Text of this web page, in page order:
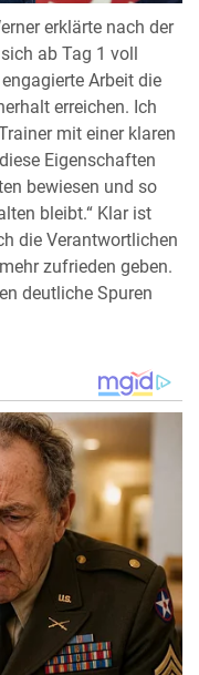
erklärte nach der
ab Tag 1 voll
Arbeit die
erreichen. Ich
mit einer klaren
Eigenschaften
bewiesen und so
bleibt.“ Klar ist
die Verantwortlichen
zufrieden geben.
deutliche Spuren